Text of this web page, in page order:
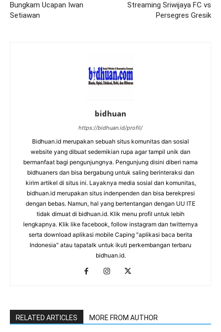
Bungkam Ucapan Iwan
Setiawan
Streaming Sriwijaya FC vs
Persegres Gresik
bidhuan
https://bidhuan.id/profil/
Bidhuan.id merupakan sebuah situs komunitas dan sosial
website yang dibuat sedemikian rupa agar tampil unik dan
bermanfaat bagi pengunjungnya. Pengunjung disini diberi nama
bidhuaners dan bisa bergabung untuk saling berinteraksi dan
kirim artikel di situs ini. Layaknya media sosial dan komunitas,
bidhuan.id merupakan situs indenpenden dan bisa berekpresi
dengan bebas. Namun, hal yang bertentangan dengan UU ITE
tidak dimuat di bidhuan.id. Klik menu profil untuk lebih
lengkapnya. Klik like facebook, follow instagram dan twitternya
serta download aplikasi mobile Caping "aplikasi baca berita
Indonesia" atau tapatalk untuk ikuti perkembangan terbaru
bidhuan.id.
RELATED ARTICLES MORE FROM AUTHOR